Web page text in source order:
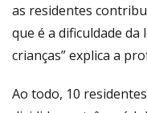
as residentes
que é a dificuldade da
crianças” explica a
Ao todo, 10